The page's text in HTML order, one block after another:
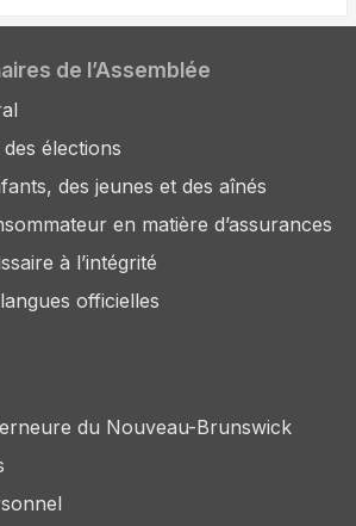
de l’Assemblée
élections
des jeunes et des aînés
en matière d’assurances
à l’intégrité
officielles
du Nouveau-Brunswick